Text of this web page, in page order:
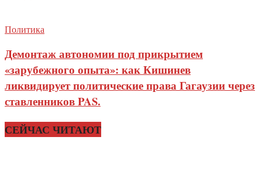
Политика
Демонтаж автономии под прикрытием
«зарубежного опыта»: как Кишинев
ликвидирует политические права Гагаузии через
ставленников PAS.
СЕЙЧАС ЧИТАЮТ